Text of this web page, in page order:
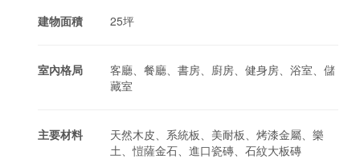
建物面積 25坪
室內格局
客廳、餐廳、書房、廚房、健身房、浴室、儲
藏室
主要材料
天然木皮、系統板、美耐板、烤漆金屬、樂
土、愷薩金石、進口瓷磚、石紋大板磚